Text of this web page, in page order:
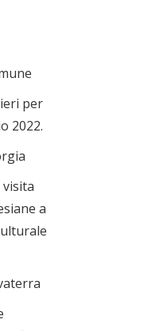
per
2022.
visita
a